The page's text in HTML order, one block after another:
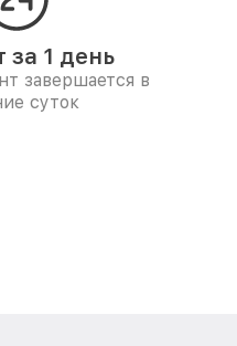
за 1 день
завершается в
суток